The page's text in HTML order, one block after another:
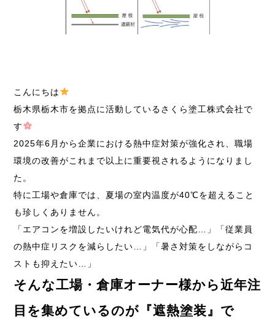
こんにちは
栃木県栃木市を拠点に活動しているさくら塗工株式会社で
す
2025年6月から企業における熱中症対策が強化され、職場
環境の改善がこれまで以上に重要視されるようになりまし
た。
特に工場や倉庫では、夏場の室内温度が40℃を超えること
も珍しくありません。
「エアコンを増設したいけれど電気代が心配…」「従業員
の熱中症リスクを減らしたい…」「暑さ対策をしながらコ
ストも抑えたい…」
そんな工場・倉庫オーナー様から近年注
目を集めているのが『遮熱塗装』で